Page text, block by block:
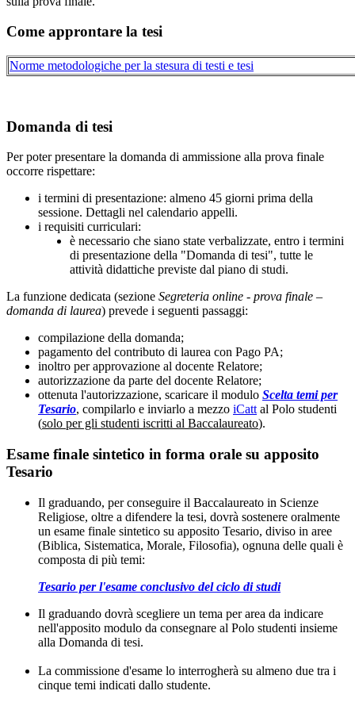
Come approntare la tesi
Norme metodologiche per la stesura di testi e tesi
Domanda di tesi
Per poter presentare la domanda di ammissione alla prova finale
occorre rispettare:
i termini di presentazione: almeno 45 giorni prima della
sessione. Dettagli nel calendario appelli.
i requisiti curriculari:
è necessario che siano state verbalizzate, entro i termini
di presentazione della "Domanda di tesi", tutte le
attività didattiche previste dal piano di studi.
La funzione dedicata (sezione Segreteria online - prova finale –
domanda di laurea) prevede i seguenti passaggi:
compilazione della domanda;
pagamento del contributo di laurea con Pago PA;
inoltro per approvazione al docente Relatore;
autorizzazione da parte del docente Relatore;
ottenuta l'autorizzazione, scaricare il modulo Scelta temi per
Tesario, compilarlo e inviarlo a mezzo iCatt al Polo studenti
(solo per gli studenti iscritti al Baccalaureato).
Esame finale sintetico in forma orale su apposito
Tesario
Il graduando, per conseguire il Baccalaureato in Scienze
Religiose, oltre a difendere la tesi, dovrà sostenere oralmente
un esame finale sintetico su apposito Tesario, diviso in aree
(Biblica, Sistematica, Morale, Filosofia), ognuna delle quali è
composta di più temi:
Tesario per l'esame conclusivo del ciclo di studi
Il graduando dovrà scegliere un tema per area da indicare
nell'apposito modulo da consegnare al Polo studenti insieme
alla Domanda di tesi.
La commissione d'esame lo interrogherà su almeno due tra i
cinque temi indicati dallo studente.